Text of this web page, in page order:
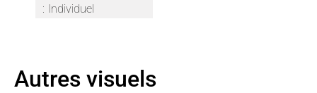
Individuel
Autres visuels